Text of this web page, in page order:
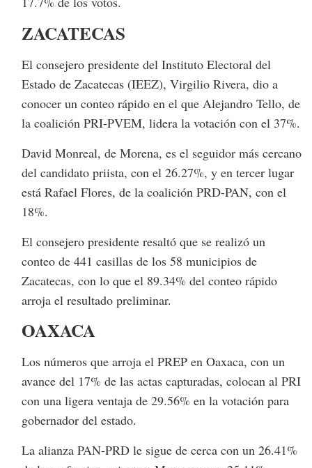
ZACATECAS
El consejero presidente del Instituto Electoral del
Estado de Zacatecas (IEEZ), Virgilio Rivera, dio a
conocer un conteo rápido en el que Alejandro Tello, de
la coalición PRI-PVEM, lidera la votación con el 37%.
David Monreal, de Morena, es el seguidor más cercano
del candidato priista, con el 26.27%, y en tercer lugar
está Rafael Flores, de la coalición PRD-PAN, con el
18%.
El consejero presidente resaltó que se realizó un
conteo de 441 casillas de los 58 municipios de
Zacatecas, con lo que el 89.34% del conteo rápido
arroja el resultado preliminar.
OAXACA
Los números que arroja el PREP en Oaxaca, con un
avance del 17% de las actas capturadas, colocan al PRI
con una ligera ventaja de 29.56% en la votación para
gobernador del estado.
La alianza PAN-PRD le sigue de cerca con un 26.41%